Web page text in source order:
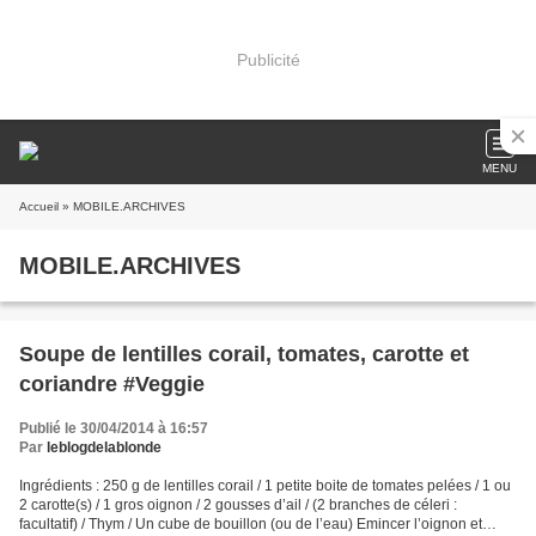
Publicité
MENU
Accueil » MOBILE.ARCHIVES
MOBILE.ARCHIVES
Soupe de lentilles corail, tomates, carotte et
coriandre #Veggie
Publié le 30/04/2014 à 16:57
Par leblogdelablonde
Ingrédients : 250 g de lentilles corail / 1 petite boite de tomates pelées / 1 ou
2 carotte(s) / 1 gros oignon / 2 gousses d’ail / (2 branches de céleri :
facultatif) / Thym / Un cube de bouillon (ou de l’eau) Emincer l’oignon et